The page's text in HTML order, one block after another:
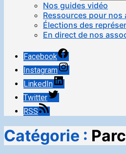
Nos guides vidéo
Ressources pour nos
Élections des
En direct de nos
Facebook
Instagram
LinkedIn
Twitter
RSS
Catégorie :